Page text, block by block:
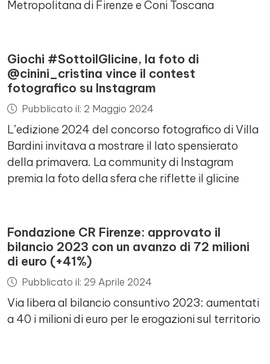
Metropolitana di Firenze e Coni Toscana
Giochi #SottoilGlicine, la foto di
@cinini_cristina vince il contest
fotografico su Instagram
Pubblicato il: 2 Maggio 2024
L’edizione 2024 del concorso fotografico di Villa
Bardini invitava a mostrare il lato spensierato
della primavera. La community di Instagram
premia la foto della sfera che riflette il glicine
Fondazione CR Firenze: approvato il
bilancio 2023 con un avanzo di 72 milioni
di euro (+41%)
Pubblicato il: 29 Aprile 2024
Via libera al bilancio consuntivo 2023: aumentati
a 40 i milioni di euro per le erogazioni sul territorio